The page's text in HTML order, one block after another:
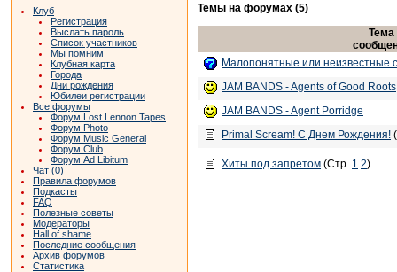
Клуб
Регистрация
Выслать пароль
Список участников
Мы помним
Клубная карта
Города
Дни рождения
Юбилеи регистрации
Все форумы
Форум Lost Lennon Tapes
Форум Photo
Форум Music General
Форум Club
Форум Ad Libitum
Чат (0)
Правила форумов
Подкасты
FAQ
Полезные советы
Модераторы
Hall of shame
Последние сообщения
Архив форумов
Статистика
Темы на форумах (5)
Тема
Малопонятные или неизвестные
JAM BANDS - Agents of Good Roots
JAM BANDS - Agent Porridge
Primal Scream! С Днем Рождения!
Хиты под запретом (Стр. 1 2)